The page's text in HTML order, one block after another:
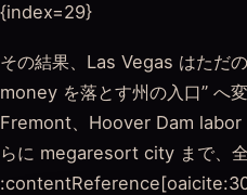
{index=29}
その結果、Las Vegas はただ
money を落とす州の入口” へ
Fremont、Hoover Dam labor
らに megaresort city まで、全